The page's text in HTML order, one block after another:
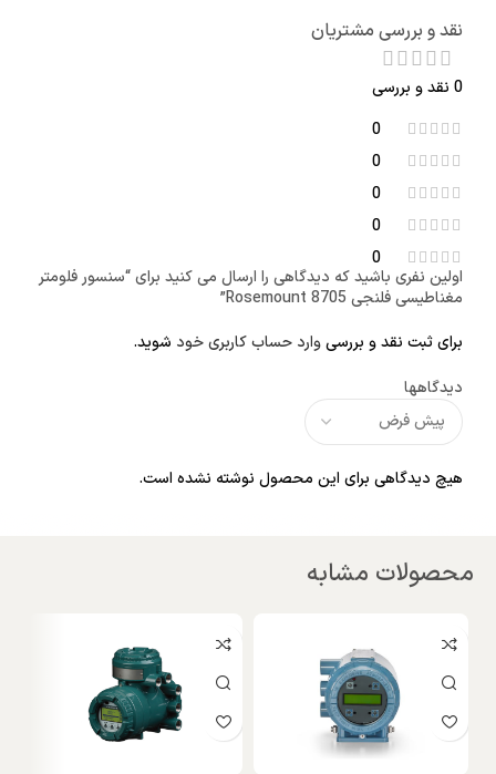
نقد و بررسی مشتریان
0 نقد و بررسی
0
0
0
0
0
دیدگاهها
هیچ دیدگاهی برای این محصول نوشته نشده است.
اولین نفری باشید که دیدگاهی را ارسال می کنید برای “سنسور فلومتر
مغناطیسی فلنجی Rosemount 8705”
برای ثبت نقد و بررسیوارد حساب کاربری خود شوید.
محصولات مشابه